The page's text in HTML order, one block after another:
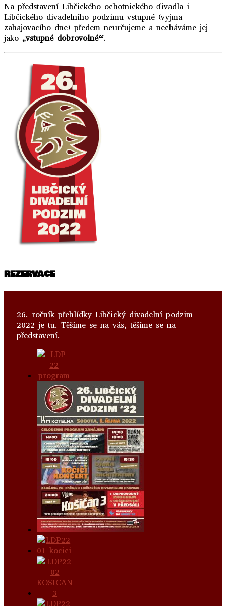
Na představení Libčického ochotnického ďivadla i
Libčického divadelního podzimu vstupné (vyjma
zahajovacího dne) předem neurčujeme a necháváme jej
jako „vstupné dobrovolné“.
REZERVACE
26. ročník přehlídky Libčický divadelní podzim
2022 je tu. Těšíme se na vás, těšíme se na
představení.